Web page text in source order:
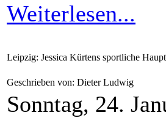
Weiterlesen...
Leipzig: Jessica Kürtens sportliche
Geschrieben von: Dieter Ludwig
Sonntag, 24.